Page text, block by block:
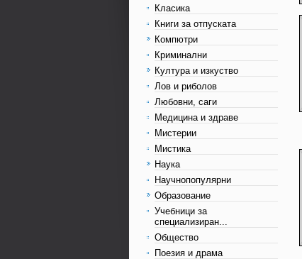
Класика
Книги за отпуската
Компютри
Криминални
Култура и изкуство
Лов и риболов
Любовни, саги
Медицина и здраве
Мистерии
Мистика
Наука
Научнопопулярни
Образование
Учебници за
специализиран...
Общество
Поезия и драма